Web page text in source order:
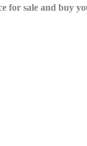
for sale and buy